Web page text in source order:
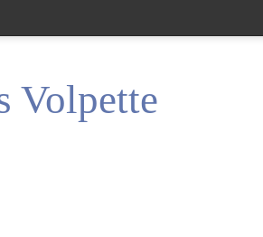
Volpette